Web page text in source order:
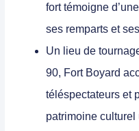
fort témoigne
ses remparts et
Un lieu de
90, Fort Boyard
téléspectateurs et
patrimoine culturel